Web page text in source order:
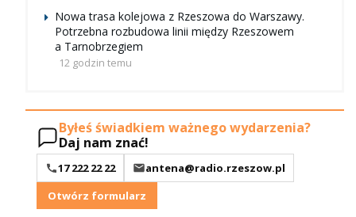
Nowa trasa kolejowa z Rzeszowa do Warszawy.
Potrzebna rozbudowa linii między Rzeszowem
a Tarnobrzegiem
12 godzin temu
Byłeś świadkiem ważnego wydarzenia?
Daj nam znać!
17 222 22 22
antena@radio.rzeszow.pl
Otwórz formularz